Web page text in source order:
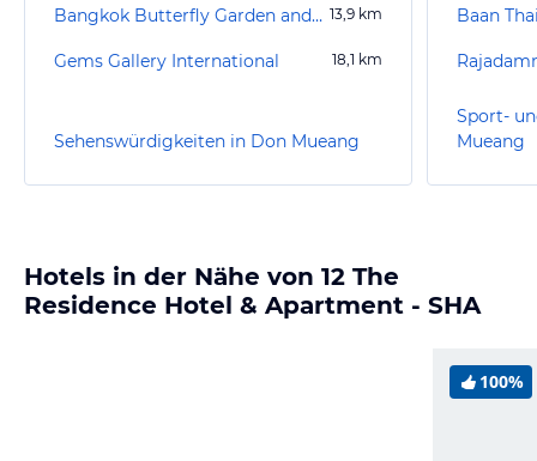
Bangkok Butterfly Garden and Insectarium 13,9 km
Gems Gallery International 18,1 km
Sehenswürdigkeiten in Don Mueang
Baan
Sport-
Mueang
Hotels in der Nähe von 12 The
Residence Hotel & Apartment - SHA
100%